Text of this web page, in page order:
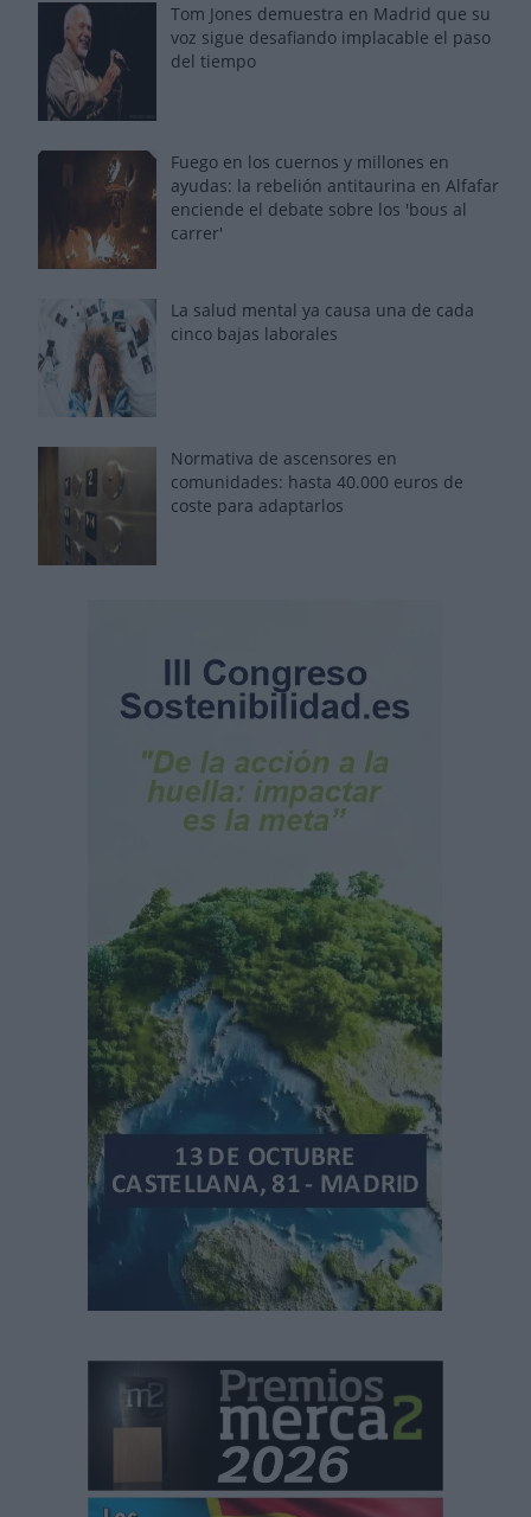
Tom Jones demuestra en Madrid que su
voz sigue desafiando implacable el paso
del tiempo
Fuego en los cuernos y millones en
ayudas: la rebelión antitaurina en Alfafar
enciende el debate sobre los 'bous al
carrer'
La salud mental ya causa una de cada
cinco bajas laborales
Normativa de ascensores en
comunidades: hasta 40.000 euros de
coste para adaptarlos